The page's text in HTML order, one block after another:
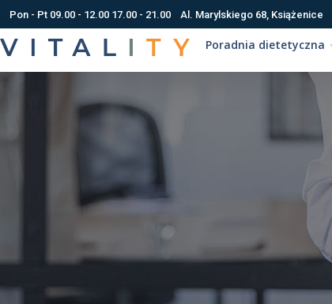
Pon - Pt 09.00 - 12.00 17.00 - 21.00 Al. Marylskiego 68, Książenice
Poradnia dietetyczna